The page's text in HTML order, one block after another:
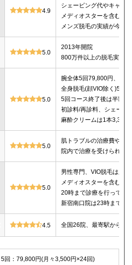
4.9
シェービング代やキャン
メディオスターを含む4
メンズ脱毛の実績が今回
5.0
2013年開院
800万件以上の脱毛実績
5.0
腕全体5回79,800円、7回
全身脱毛(顔VIO除く)5回
5回コース終了後は半額
初診料/再診料、シェービ
麻酔クリームは1本3,300
5.0
肌トラブルの治療費や薬
院内で治療を受けられる
5.0
男性専門、VIO脱毛は必
メディオスターを含む4
20時まで診療を行ってい
新宿南口院は23時までの
4.5 全国26院、最寄駅から徒
5回：79,800円(月々3,500円×24回)